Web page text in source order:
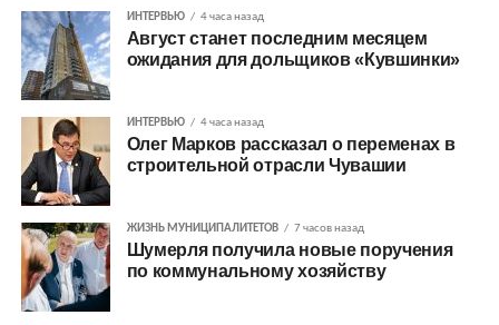
ИНТЕРВЬЮ 4 часа назад
Август станет последним месяцем
ожидания для дольщиков «Кувшинки»
ИНТЕРВЬЮ 4 часа назад
Олег Марков рассказал о переменах в
строительной отрасли Чувашии
ЖИЗНЬ МУНИЦИПАЛИТЕТОВ 7 часов назад
Шумерля получила новые поручения
по коммунальному хозяйству